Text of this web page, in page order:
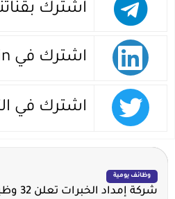
اشترك
اشترك في linkein
اشترك في
وظائف يومية
شركة إمداد